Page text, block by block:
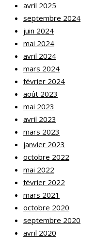
avril 2025
septembre 2024
juin 2024
mai 2024
avril 2024
mars 2024
février 2024
août 2023
mai 2023
avril 2023
mars 2023
janvier 2023
octobre 2022
mai 2022
février 2022
mars 2021
octobre 2020
septembre 2020
avril 2020